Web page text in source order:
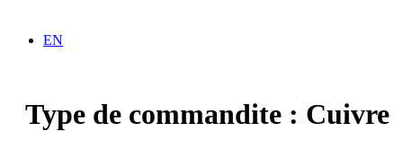
EN
Type de commandite : Cuivre